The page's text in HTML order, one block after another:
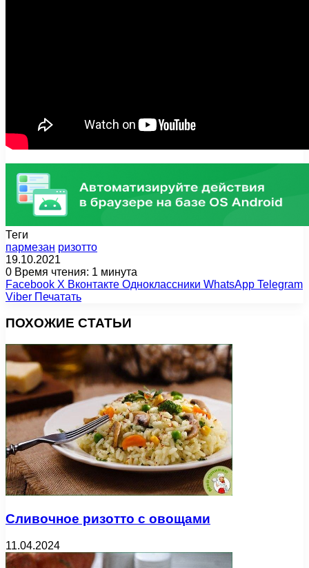
Теги
пармезан ризотто
19.10.2021
0 Время чтения: 1 минута
Facebook X Вконтакте Одноклассники WhatsApp Telegram
Viber Печатать
ПОХОЖИЕ СТАТЬИ
Сливочное ризотто с овощами
11.04.2024